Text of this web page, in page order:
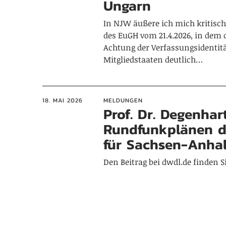
Ungarn
In NJW äußere ich mich
des EuGH vom 21.4.2026, in
Achtung der
Mitgliedstaaten deutlich…
18. MAI 2026 MELDUNGEN
Prof. Dr.
Rundfunkplänen
für Sachsen-
Den Beitrag bei dwdl.de finden